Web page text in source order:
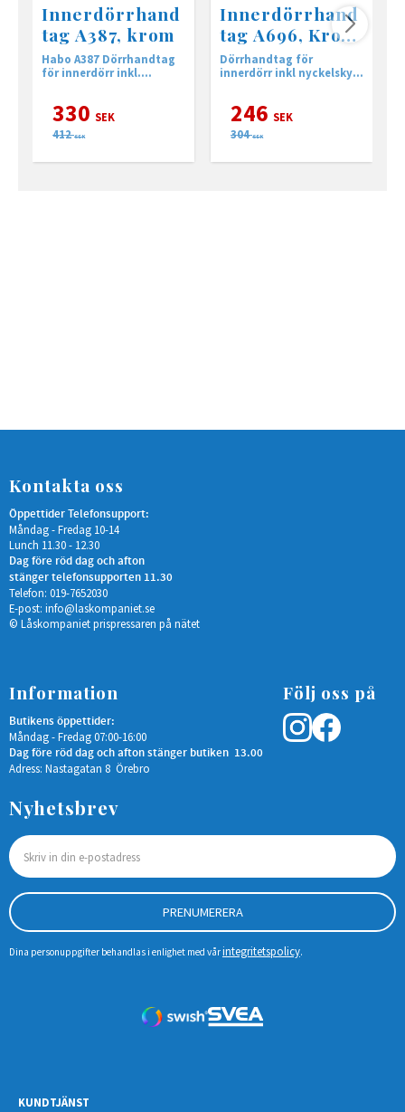
Innerdörrhand
tag A387, krom
Habo A387 Dörrhandtag
för innerdörr inkl.
330 SEK
412 SEK
Innerdörrhand
tag A696, Krom
inkl.
nyckelskylt
Dörrhandtag för
innerdörr inkl nyckelskylt
246 SEK
304 SEK
Kontakta oss
Öppettider Telefonsupport:
Måndag - Fredag 10-14
Lunch 11.30 - 12.30
Dag före röd dag och afton
stänger telefonsupporten 11.30
Telefon: 019-7652030
E-post: info@laskompaniet.se
© Låskompaniet prispressaren på nätet
Information
Butikens öppettider:
Måndag - Fredag 07:00-16:00
Dag före röd dag och afton stänger butiken 13.00
Adress: Nastagatan 8 Örebro
Följ oss på
Nyhetsbrev
PRENUMERERA
Dina personuppgifter behandlas i enlighet med vårintegritetspolicy.
KUNDTJÄNST